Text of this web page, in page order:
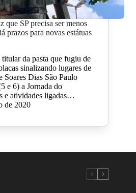
que SP precisa ser menos
prazos para novas estátuas
da pasta que fugiu de
sinalizando lugares de
Soares Dias São Paulo
e 6) a Jornada do
e atividades ligadas…
de 2020